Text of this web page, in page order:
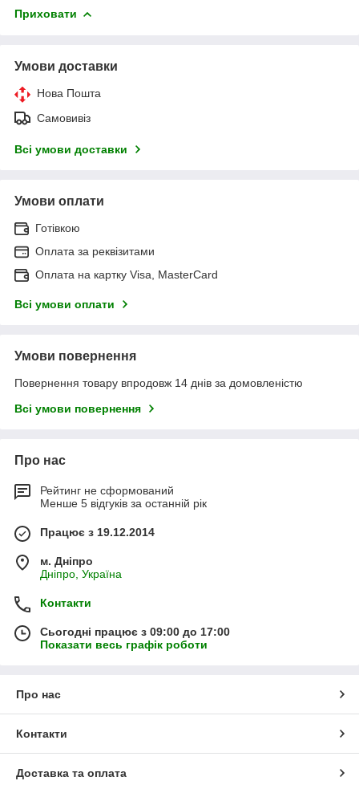
Приховати
Умови доставки
Нова Пошта
Самовивіз
Всі умови доставки
Умови оплати
Готівкою
Оплата за реквізитами
Оплата на картку Visa, MasterCard
Всі умови оплати
Умови повернення
Повернення товару впродовж 14 днів за домовленістю
Всі умови повернення
Про нас
Рейтинг не сформований
Менше 5 відгуків за останній рік
Працює з 19.12.2014
м. Дніпро
Дніпро, Україна
Контакти
Сьогодні працює з 09:00 до 17:00
Показати весь графік роботи
Про нас
Контакти
Доставка та оплата